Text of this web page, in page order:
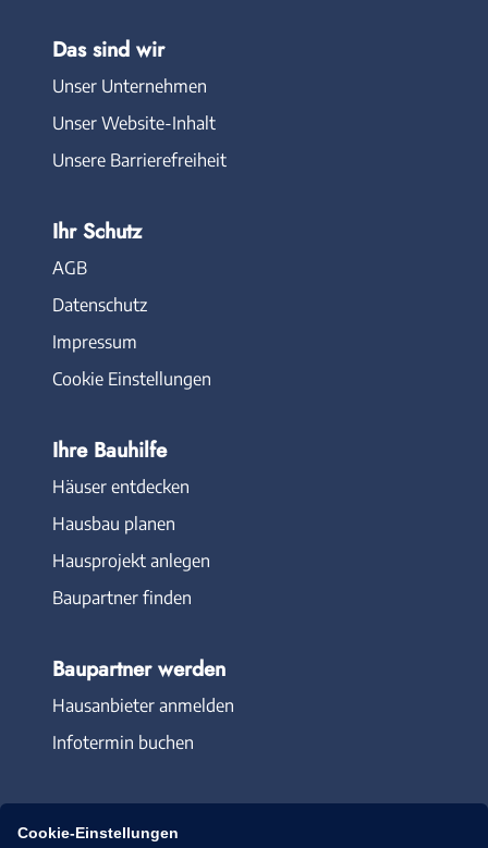
Das sind wir
Unser Unternehmen
Unser Website-Inhalt
Unsere Barrierefreiheit
Ihr Schutz
AGB
Datenschutz
Impressum
Cookie Einstellungen
Ihre Bauhilfe
Häuser entdecken
Hausbau planen
Hausprojekt anlegen
Baupartner finden
Baupartner werden
Hausanbieter anmelden
Infotermin buchen
Cookie-Einstellungen